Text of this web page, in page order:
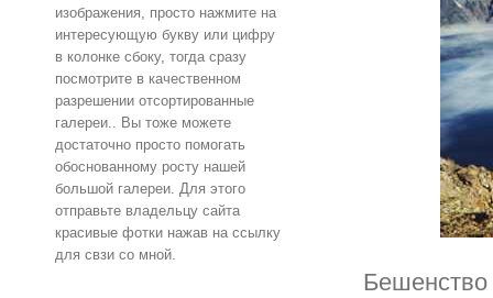
изображения, просто нажмите на
интересующую букву или цифру
в колонке сбоку, тогда сразу
посмотрите в качественном
разрешении отсортированные
галереи.. Вы тоже можете
достаточно просто помогать
обоснованному росту нашей
большой галереи. Для этого
отправьте владельцу сайта
красивые фотки нажав на ссылку
для свзи со мной.